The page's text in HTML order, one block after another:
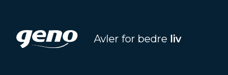
Avler for bedre liv